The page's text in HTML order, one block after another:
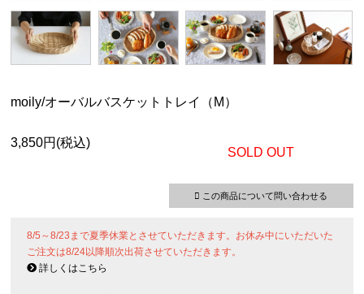
moily/オーバルバスケットトレイ（M）
3,850円(税込)
SOLD OUT
この商品について問い合わせる
8/5～8/23まで夏季休業とさせていただきます。お休み中にいただいた
ご注文は8/24以降順次出荷させていただきます。
詳しくはこちら